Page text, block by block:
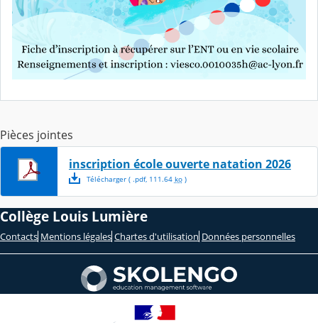
Pièces jointes
inscription école ouverte natation 2026
Télécharger( .pdf, 111.64 ko)
Collège Louis Lumière
Contacts Mentions légales Chartes d'utilisation Données personnelles